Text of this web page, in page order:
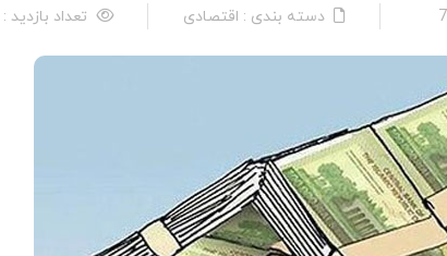
دسته بندی : اقتصادی تعداد بازدید : 888 نفر